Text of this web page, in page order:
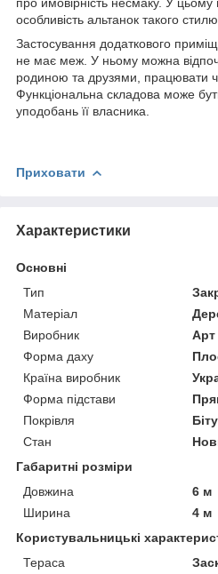
особливість альтанок такого стилю.
Застосування додаткового
не має меж. У ньому можна
родиною та друзями, працювати
Функціональна складова може
уподобань її власника.
Приховати
Характеристики
Основні
Тип
Матеріал
Виробник
Арт
Форма даху
Країна виробник
Форма підстави
Покрівля
Стан
Габаритні розміри
Довжина
6 м
Ширина
4 м
Користувальницькі
Тераса